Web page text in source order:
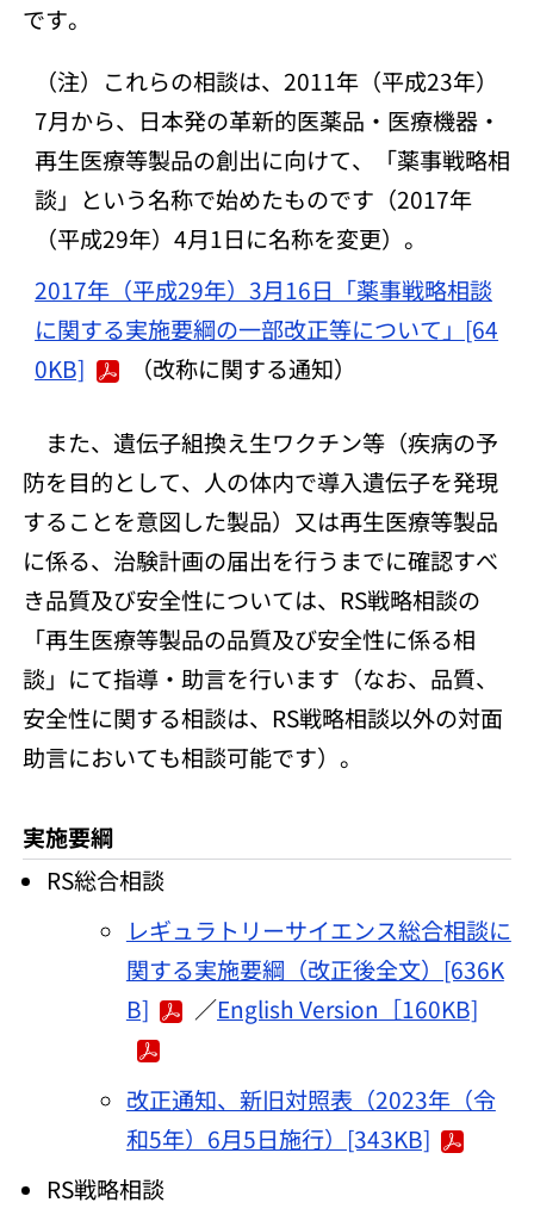
です。
（注）これらの相談は、2011年（平成23年）
7月から、日本発の革新的医薬品・医療機器・
再生医療等製品の創出に向けて、「薬事戦略相
談」という名称で始めたものです（2017年
（平成29年）4月1日に名称を変更）。
2017年（平成29年）3月16日「薬事戦略相談
に関する実施要綱の一部改正等について」[64
0KB]
（改称に関する通知）
また、遺伝子組換え生ワクチン等（疾病の予
防を目的として、人の体内で導入遺伝子を発現
することを意図した製品）又は再生医療等製品
に係る、治験計画の届出を行うまでに確認すべ
き品質及び安全性については、RS戦略相談の
「再生医療等製品の品質及び安全性に係る相
談」にて指導・助言を行います（なお、品質、
安全性に関する相談は、RS戦略相談以外の対面
助言においても相談可能です）。
実施要綱
RS総合相談
レギュラトリーサイエンス総合相談に
関する実施要綱（改正後全文）[636K
B]
／English Version［160KB]
改正通知、新旧対照表（2023年（令
和5年）6月5日施行）[343KB]
RS戦略相談